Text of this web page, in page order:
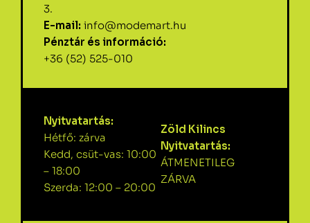
3.
E-mail: info@modemart.hu
Pénztár és információ:
+36 (52) 525-010
Nyitvatartás:
Hétfő: zárva
Kedd, csüt-vas: 10:00
– 18:00
Szerda: 12:00 – 20:00
Zöld Kilincs
Nyitvatartás:
ÁTMENETILEG
ZÁRVA